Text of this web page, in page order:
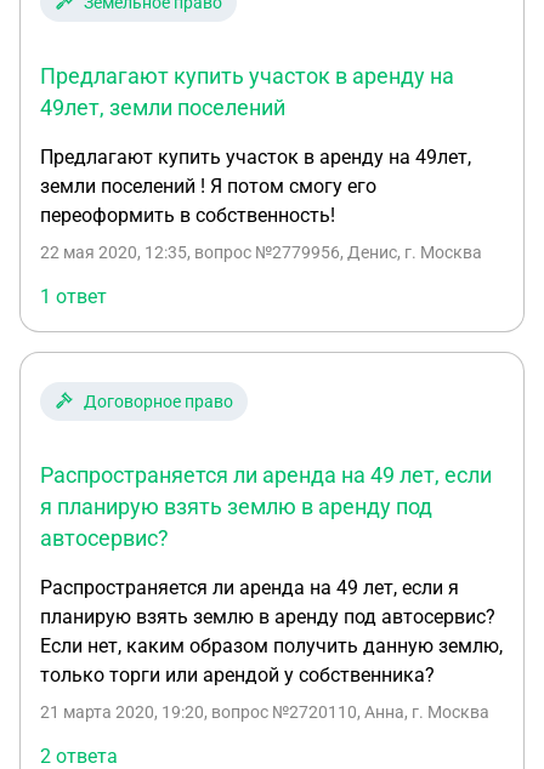
Предлагают купить участок в аренду на
49лет, земли поселений
Предлагают купить участок в аренду на 49лет,
земли поселений ! Я потом смогу его
переоформить в собственность!
22 мая 2020, 12:35, вопрос №2779956, Денис, г. Москва
1 ответ
Договорное право
Распространяется ли аренда на 49 лет, если
я планирую взять землю в аренду под
автосервис?
Распространяется ли аренда на 49 лет, если я
планирую взять землю в аренду под автосервис?
Если нет, каким образом получить данную землю,
только торги или арендой у собственника?
21 марта 2020, 19:20, вопрос №2720110, Анна, г. Москва
2 ответа